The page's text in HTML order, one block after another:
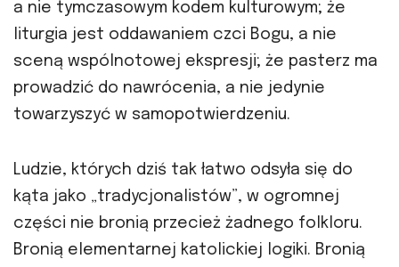
a nie tymczasowym kodem kulturowym; że
liturgia jest oddawaniem czci Bogu, a nie
sceną wspólnotowej ekspresji; że pasterz ma
prowadzić do nawrócenia, a nie jedynie
towarzyszyć w samopotwierdzeniu.
Ludzie, których dziś tak łatwo odsyła się do
kąta jako „tradycjonalistów”, w ogromnej
części nie bronią przecież żadnego folkloru.
Bronią elementarnej katolickiej logiki. Bronią